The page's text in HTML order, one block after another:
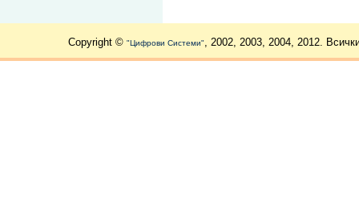
Copyright © "Цифрови Системи", 2002, 2003, 2004, 2012.